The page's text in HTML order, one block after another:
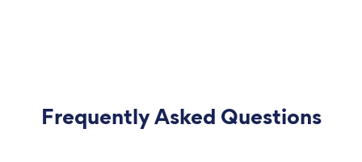
Frequently Asked Questions